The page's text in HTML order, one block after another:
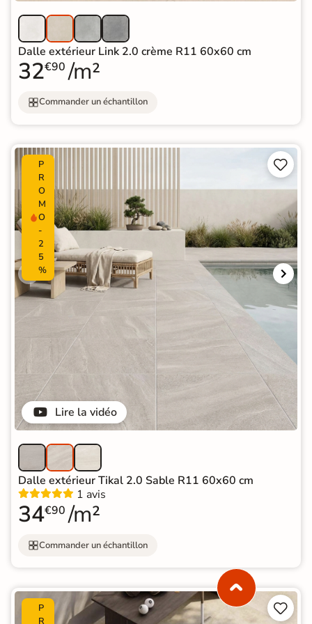
Dalle extérieur Link 2.0 crème R11 60x60 cm
32€90 /m²
Commander un échantillon
Lire la vidéo
P
R
O
M
O
-
2
5
%


Dalle extérieur Tikal 2.0 Sable R11 60x60 cm
1 avis
34€90 /m²
Commander un échantillon
P
R

